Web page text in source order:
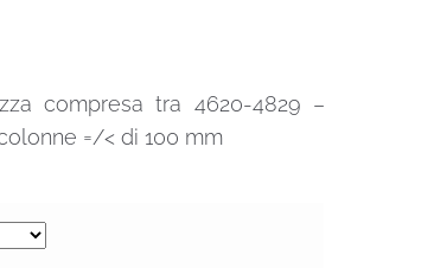
compresa tra 4620-4829 –
=/< di 100 mm